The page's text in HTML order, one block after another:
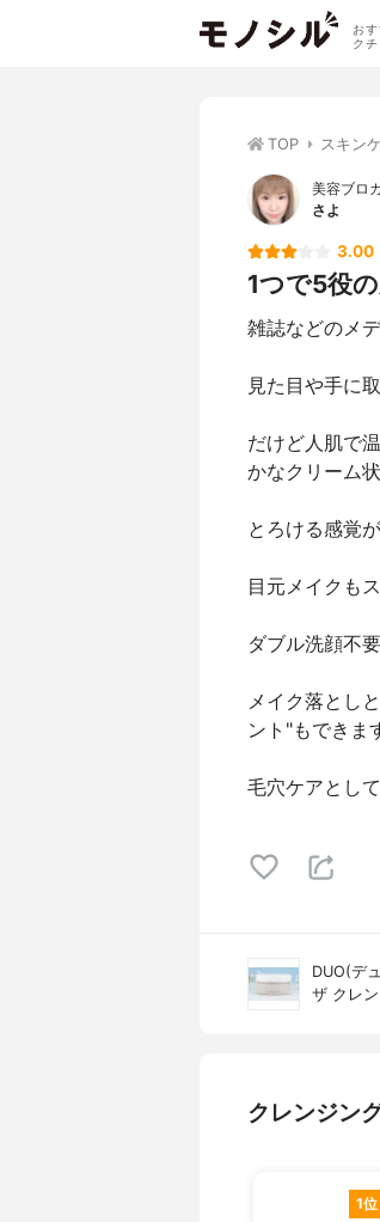
お
ク
TOP スキン
美容ブロ
さよ
3.00
1つで5役
雑誌などのメ
見た目や手に
だけど人肌で
かなクリーム
とろける感覚
目元メイクも
ダブル洗顔不
メイク落とし
ント"もできま
毛穴ケアとし
DUO(デ
ザ クレ
クレンジン
1位